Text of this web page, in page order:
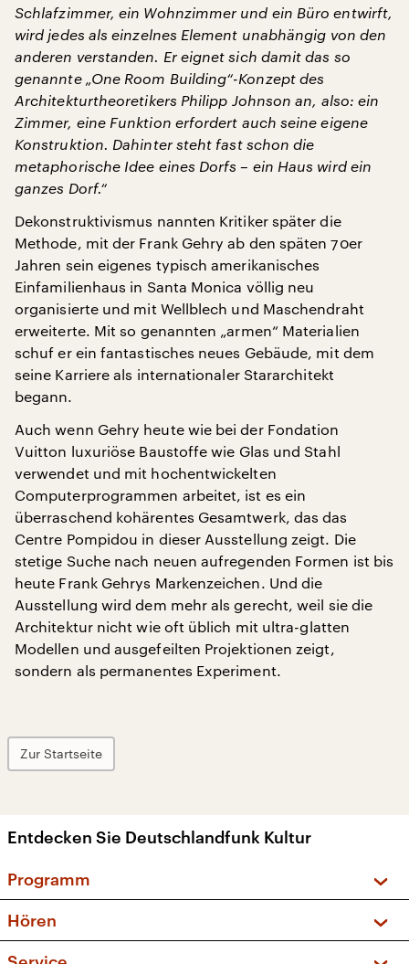
Schlafzimmer, ein Wohnzimmer und ein Büro entwirft,
wird jedes als einzelnes Element unabhängig von den
anderen verstanden. Er eignet sich damit das so
genannte „One Room Building“-Konzept des
Architekturtheoretikers Philipp Johnson an, also: ein
Zimmer, eine Funktion erfordert auch seine eigene
Konstruktion. Dahinter steht fast schon die
metaphorische Idee eines Dorfs – ein Haus wird ein
ganzes Dorf.“
Dekonstruktivismus nannten Kritiker später die
Methode, mit der Frank Gehry ab den späten 70er
Jahren sein eigenes typisch amerikanisches
Einfamilienhaus in Santa Monica völlig neu
organisierte und mit Wellblech und Maschendraht
erweiterte. Mit so genannten „armen“ Materialien
schuf er ein fantastisches neues Gebäude, mit dem
seine Karriere als internationaler Stararchitekt
begann.
Auch wenn Gehry heute wie bei der Fondation
Vuitton luxuriöse Baustoffe wie Glas und Stahl
verwendet und mit hochentwickelten
Computerprogrammen arbeitet, ist es ein
überraschend kohärentes Gesamtwerk, das das
Centre Pompidou in dieser Ausstellung zeigt. Die
stetige Suche nach neuen aufregenden Formen ist bis
heute Frank Gehrys Markenzeichen. Und die
Ausstellung wird dem mehr als gerecht, weil sie die
Architektur nicht wie oft üblich mit ultra-glatten
Modellen und ausgefeilten Projektionen zeigt,
sondern als permanentes Experiment.
Zur Startseite
Entdecken Sie Deutschlandfunk Kultur
Programm
Sendungen und Podcasts
Hören